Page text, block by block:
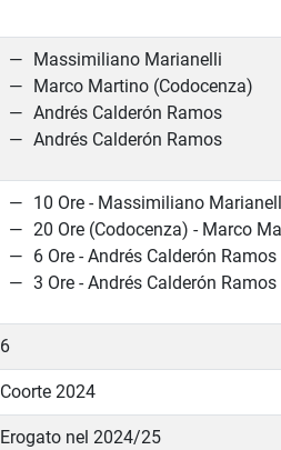
Massimiliano Marianelli
Marco Martino (Codocenza)
Andrés Calderón Ramos
Andrés Calderón Ramos
10 Ore - Massimiliano
20 Ore (Codocenza) - Marco
6 Ore - Andrés Calderón Ramos
3 Ore - Andrés Calderón Ramos
6
Coorte 2024
Erogato nel 2024/25